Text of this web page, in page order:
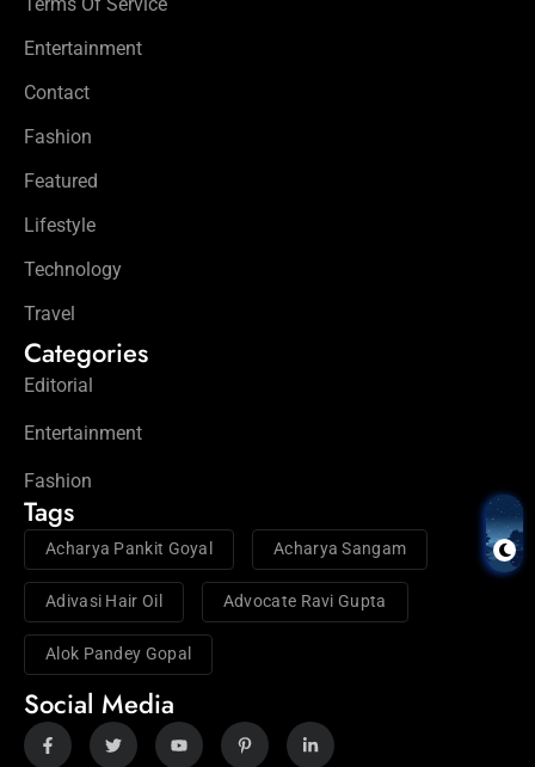
Entertainment
Contact
Fashion
Featured
Lifestyle
Technology
Travel
Categories
Editorial
Entertainment
Fashion
Tags
Acharya Pankit Goyal Acharya Sangam
Adivasi Hair Oil Advocate Ravi Gupta
Alok Pandey Gopal
Social Media